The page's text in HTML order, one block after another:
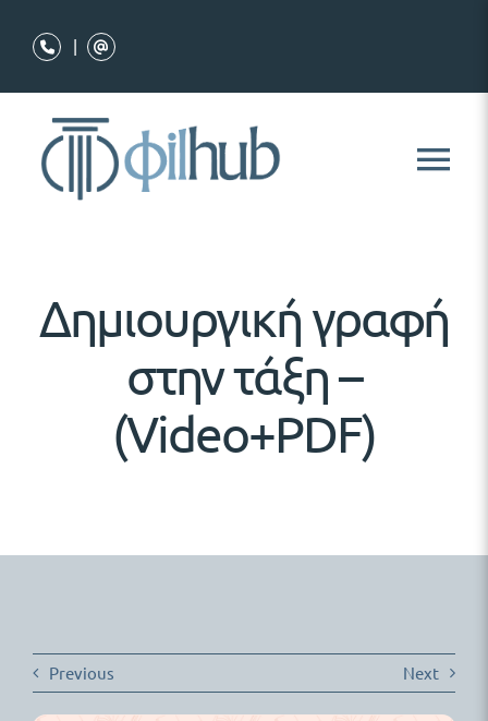
|
Διαδικτυακά Σεμινάρια
Σημειώσεις Σεμιναρίων
Εκπαιδευτικό Υλικό
Δημιουργική γραφή
στην τάξη –
(Video+PDF)
Previous Next